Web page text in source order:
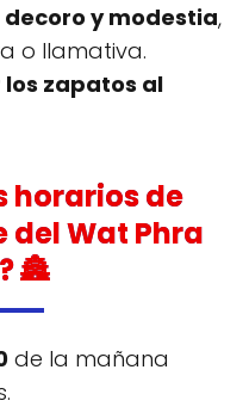
y modestia,
o llamativa.
zapatos al
horarios de
del Wat Phra
🏯
de la mañana